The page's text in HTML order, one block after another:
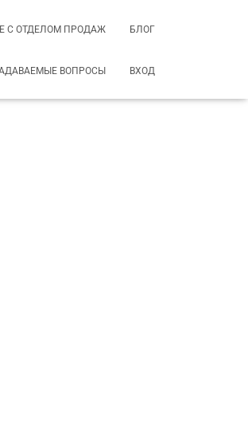
С ОТДЕЛОМ ПРОДАЖ БЛОГ
ВОПРОСЫ ВХОД